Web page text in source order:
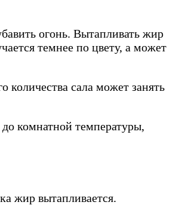
огонь. Вытапливать жир
темнее по цвету, а может
количества сала может занять
комнатной температуры,
жир вытапливается.